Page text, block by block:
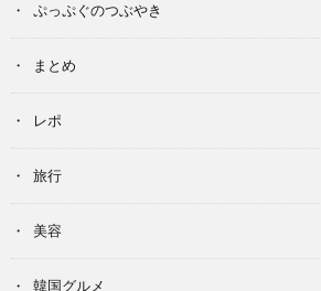
ぷっぷぐのつぶやき
まとめ
レポ
旅行
美容
韓国グルメ